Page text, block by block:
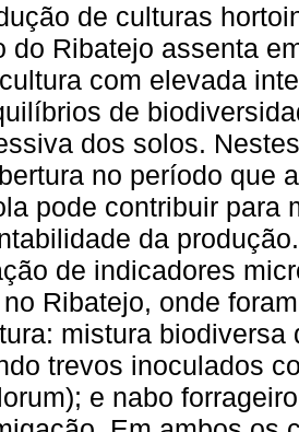
de culturas
do Ribatejo assenta
com elevada
de
dos solos.
no período que
pode contribuir para
da
de indicadores
Ribatejo, onde
mistura
trevos inoculados
e nabo